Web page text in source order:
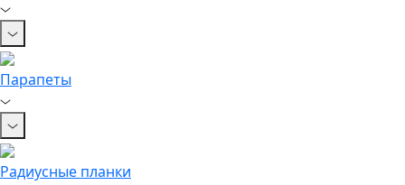
Парапеты
Радиусные планки